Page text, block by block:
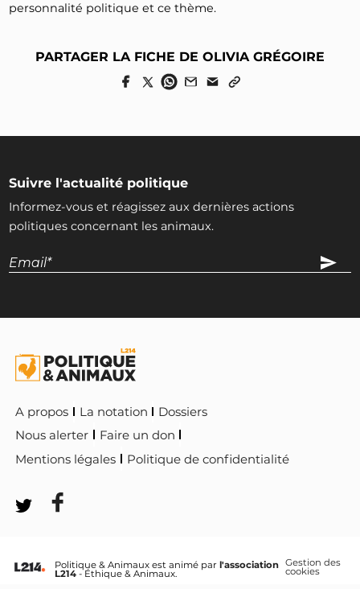
personnalité politique et ce thème.
PARTAGER LA FICHE DE OLIVIA GRÉGOIRE
Suivre l'actualité politique
Informez-vous et réagissez aux dernières actions
politiques concernant les animaux.
A propos La notation
Dossiers
Nous alerter
Faire un don
Mentions légales
Politique de confidentialité
Politique & Animaux est animé par l'association
L214 - Éthique & Animaux.
Gestion des
cookies